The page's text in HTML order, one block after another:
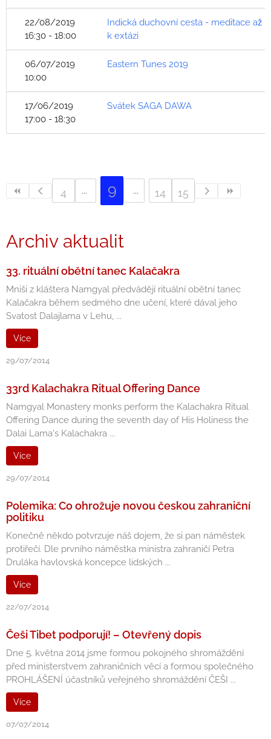
22/08/2019
16:30 - 18:00
Indická duchovní cesta - meditace až
k extázi
06/07/2019
10:00
Eastern Tunes 2019
17/06/2019
17:00 - 18:30
Svátek SAGA DAWA
4 9 14 15
Archiv aktualit
33. rituální obětní tanec Kalačakra
Mniši z kláštera Namgyal předvádějí rituální obětní tanec
Kalačakra během sedmého dne učení, které dával jeho
Svatost Dalajlama v Lehu, ...
Více
29/07/2014
33rd Kalachakra Ritual Offering Dance
Namgyal Monastery monks perform the Kalachakra Ritual
Offering Dance during the seventh day of His Holiness the
Dalai Lama's Kalachakra ...
Více
29/07/2014
Polemika: Co ohrožuje novou českou zahraniční
politiku
Konečně někdo potvrzuje náš dojem, že si pan náměstek
protiřečí. Dle prvního náměstka ministra zahraničí Petra
Druláka havlovská koncepce lidských ...
Více
22/07/2014
Češi Tibet podporují! – Otevřený dopis
Dne 5. května 2014 jsme formou pokojného shromáždění
před ministerstvem zahraničních věcí a formou společného
PROHLÁŠENÍ účastníků veřejného shromáždění ČEŠI ...
Více
07/07/2014